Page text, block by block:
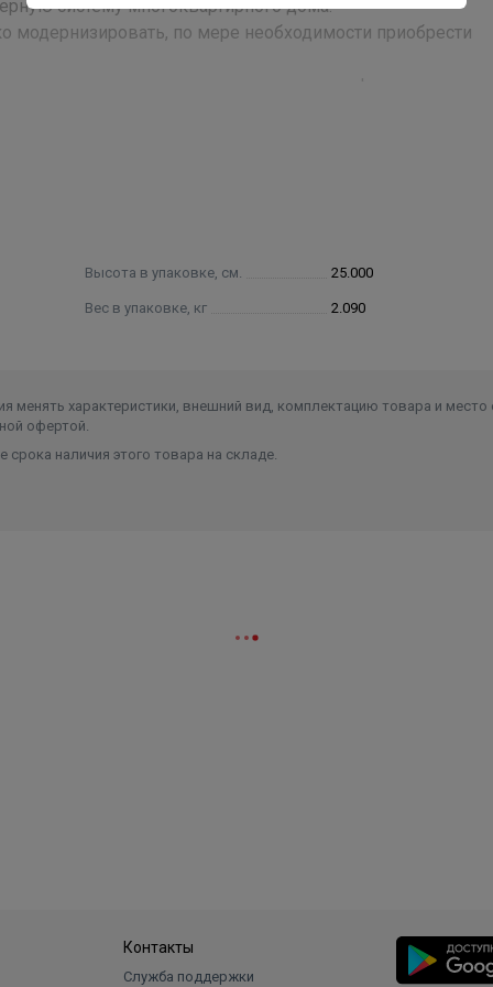
систему многоквартирного дома.
по мере необходимости приобрести
Высота в упаковке, см. 25.000
Вес в упаковке, кг 2.090
менять характеристики, внешний вид, комплектацию товара и место
офертой.
наличия этого товара на складе.
Контакты
Служба поддержки